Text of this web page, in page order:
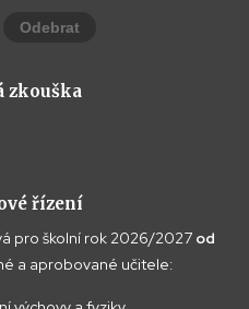
Odebrat
zkouška
řízení
pro školní rok 2026/2027 od
a aprobované učitele: